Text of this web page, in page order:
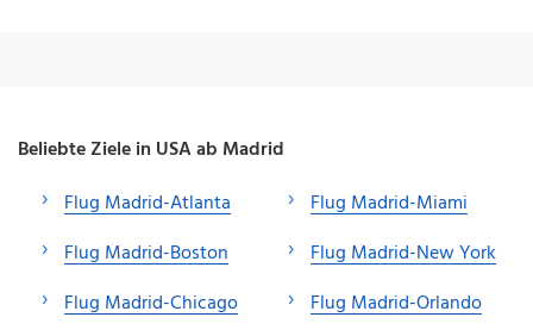
Beliebte Ziele in USA ab Madrid
Flug Madrid-Atlanta
Flug Madrid-Boston
Flug Madrid-Chicago
Flug Madrid-Miami
Flug Madrid-New York
Flug Madrid-Orlando